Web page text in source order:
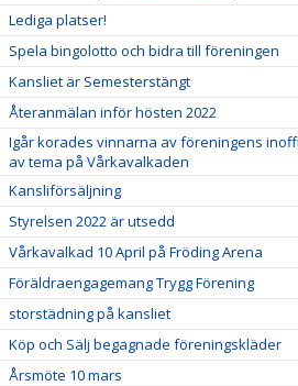
Lediga platser!
Spela bingolotto och bidra till föreningen
Kansliet är Semesterstängt
Återanmälan inför hösten 2022
Igår korades vinnarna av föreningens
av tema på Vårkavalkaden
Kansliförsäljning
Styrelsen 2022 är utsedd
Vårkavalkad 10 April på Fröding Arena
Föräldraengagemang Trygg Förening
storstädning på kansliet
Köp och Sälj begagnade föreningskläder
Årsmöte 10 mars